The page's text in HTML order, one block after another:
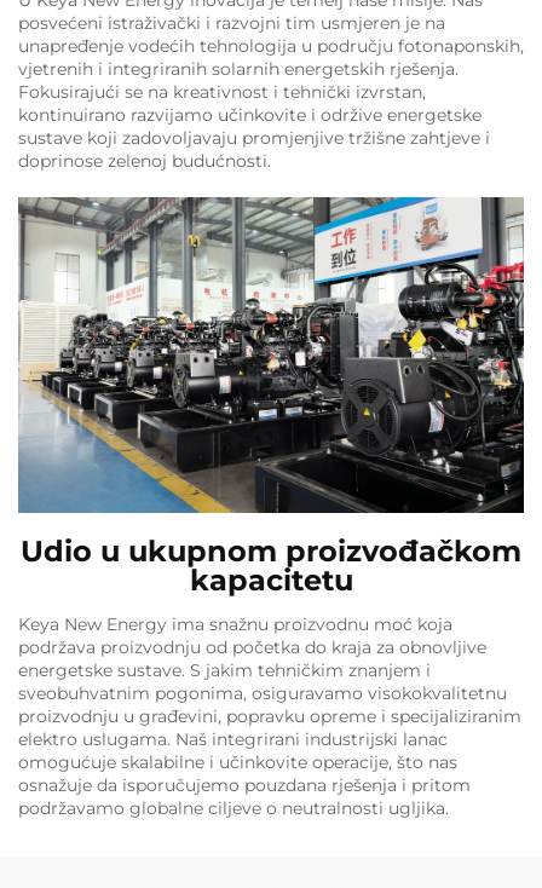
posvećeni istraživački i razvojni tim usmjeren je na
unapređenje vodećih tehnologija u području fotonaponskih,
vjetrenih i integriranih solarnih energetskih rješenja.
Fokusirajući se na kreativnost i tehnički izvrstan,
kontinuirano razvijamo učinkovite i održive energetske
sustave koji zadovoljavaju promjenjive tržišne zahtjeve i
doprinose zelenoj budućnosti.
Udio u ukupnom proizvođačkom
kapacitetu
Keya New Energy ima snažnu proizvodnu moć koja
podržava proizvodnju od početka do kraja za obnovljive
energetske sustave. S jakim tehničkim znanjem i
sveobuhvatnim pogonima, osiguravamo visokokvalitetnu
proizvodnju u građevini, popravku opreme i specijaliziranim
elektro uslugama. Naš integrirani industrijski lanac
omogućuje skalabilne i učinkovite operacije, što nas
osnažuje da isporučujemo pouzdana rješenja i pritom
podržavamo globalne ciljeve o neutralnosti ugljika.